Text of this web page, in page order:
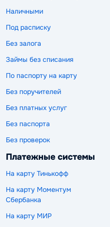
Наличными
Под расписку
Без залога
Займы без списания
По паспорту на карту
Без поручителей
Без платных услуг
Без паспорта
Без проверок
Платежные системы
На карту Тинькофф
На карту Моментум
Сбербанка
На карту МИР